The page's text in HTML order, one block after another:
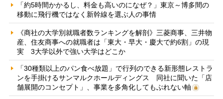
「約5時間かかるし、料金も高いのになぜ？」東京～博多間の
移動に飛行機ではなく新幹線を選ぶ人の事情
《商社の大学別就職者数ランキングを解剖》三菱商事、三井物
産、住友商事への就職者は「東大・早大・慶大で約6割」の現
実 3大学以外で強い大学はどこか
「30種類以上のパン食べ放題」で行列のできる新形態レストラ
ンを手掛けるサンマルクホールディングス 同社に聞いた「店
舗展開のコンセプト」、事業を多角化してもぶれない軸